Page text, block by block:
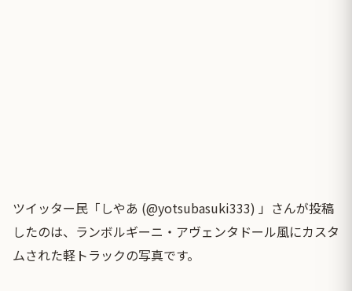
ツイッター民「しやあ (@yotsubasuki333) 」さんが投稿
したのは、ランボルギーニ・アヴェンタドール風にカスタ
ムされた軽トラックの写真です。